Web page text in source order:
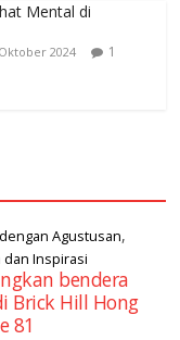
Mental di
2024 1
Agustusan,
dan Inspirasi
bendera
Brick Hill Hong
81